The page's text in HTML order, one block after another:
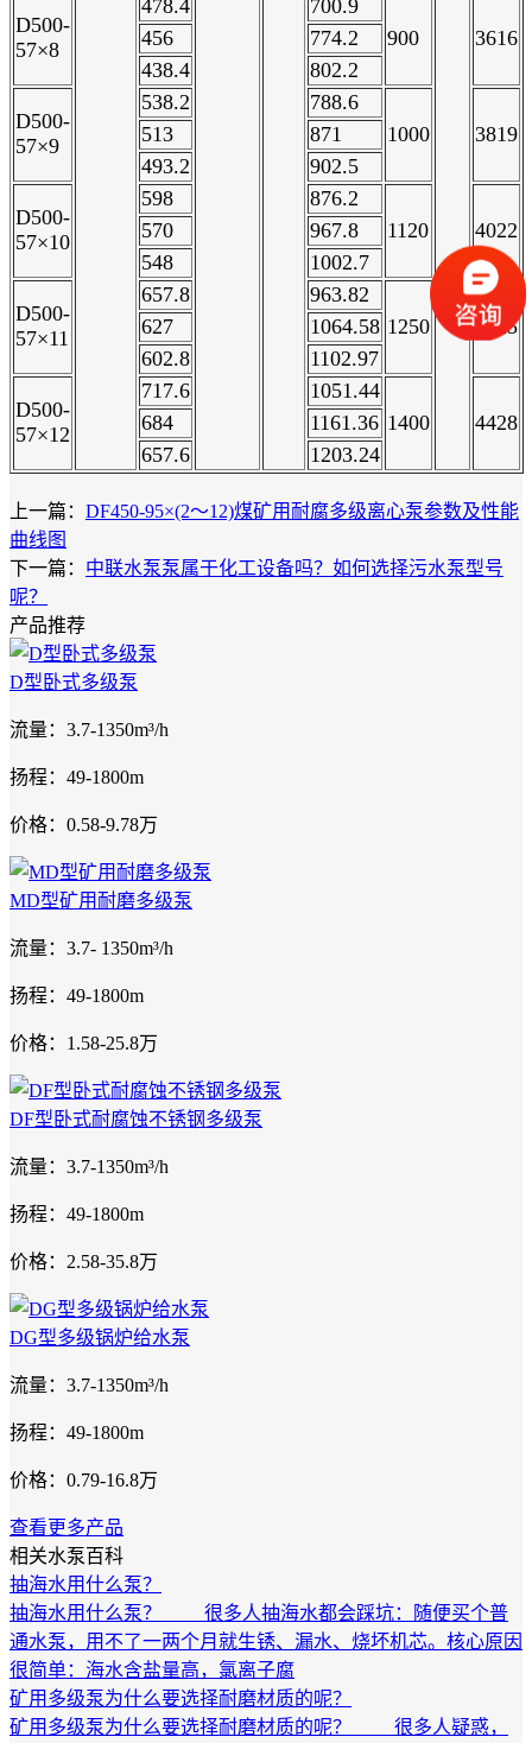
D500-
57×8
478.4
700.9
900
3616
456
774.2
438.4
802.2
D500-
57×9
538.2
788.6
1000
3819
513
871
493.2
902.5
D500-
57×10
598
876.2
1120
4022
570
967.8
548
1002.7
D500-
57×11
657.8
963.82
1250
4225
627
1064.58
602.8
1102.97
D500-
57×12
717.6
1051.44
1400
4428
684
1161.36
657.6
1203.24
上一篇： DF450-95×(2～12)煤矿用耐腐多级离心泵参数及性能
曲线图
下一篇： 中联水泵泵属于化工设备吗？如何选择污水泵型号
呢？
产品推荐
D型卧式多级泵
流量：3.7-1350m³/h
扬程：49-1800m
价格：0.58-9.78万
MD型矿用耐磨多级泵
流量：3.7- 1350m³/h
扬程：49-1800m
价格：1.58-25.8万
DF型卧式耐腐蚀不锈钢多级泵
流量：3.7-1350m³/h
扬程：49-1800m
价格：2.58-35.8万
DG型多级锅炉给水泵
流量：3.7-1350m³/h
扬程：49-1800m
价格：0.79-16.8万
查看更多产品
相关水泵百科
抽海水用什么泵？
抽海水用什么泵？ 很多人抽海水都会踩坑：随便买个普
通水泵，用不了一两个月就生锈、漏水、烧坏机芯。核心原因
很简单：海水含盐量高，氯离子腐
矿用多级泵为什么要选择耐磨材质的呢？
矿用多级泵为什么要选择耐磨材质的呢？ 很多人疑惑，